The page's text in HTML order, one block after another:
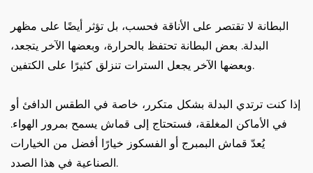
البطانة لا تقتصر على الأناقة فحسب، بل تؤثر أيضًا على مظهر
البدلة. بعض البطانة تحتفظ بالحرارة، وبعضها الآخر يتجعد،
وبعضها الآخر يجعل السترات تنزلق كثيرًا على الكتفين.
إذا كنت ترتدي البدلة بشكل متكرر، خاصة في الطقس الدافئ أو
في الأماكن المغلقة، فستحتاج إلى قماش يسمح بمرور الهواء.
يُعدّ قماش البمبرج أو الفسكوز خيارًا أفضل من الخيارات
الصناعية في هذا الصدد.